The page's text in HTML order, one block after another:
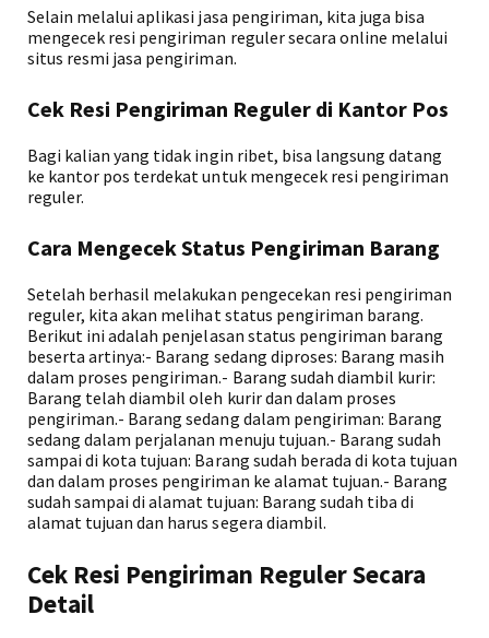
Selain melalui aplikasi jasa pengiriman, kita juga bisa
mengecek resi pengiriman reguler secara online melalui
situs resmi jasa pengiriman.
Cek Resi Pengiriman Reguler di Kantor Pos
Bagi kalian yang tidak ingin ribet, bisa langsung datang
ke kantor pos terdekat untuk mengecek resi pengiriman
reguler.
Cara Mengecek Status Pengiriman Barang
Setelah berhasil melakukan pengecekan resi pengiriman
reguler, kita akan melihat status pengiriman barang.
Berikut ini adalah penjelasan status pengiriman barang
beserta artinya:- Barang sedang diproses: Barang masih
dalam proses pengiriman.- Barang sudah diambil kurir:
Barang telah diambil oleh kurir dan dalam proses
pengiriman.- Barang sedang dalam pengiriman: Barang
sedang dalam perjalanan menuju tujuan.- Barang sudah
sampai di kota tujuan: Barang sudah berada di kota tujuan
dan dalam proses pengiriman ke alamat tujuan.- Barang
sudah sampai di alamat tujuan: Barang sudah tiba di
alamat tujuan dan harus segera diambil.
Cek Resi Pengiriman Reguler Secara
Detail